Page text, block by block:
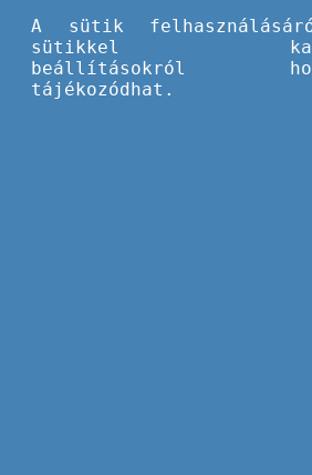
valamint
projektek
2025.09.
: D50
A Tempus
tanulás, ifjúság, sport
között támogatást
A sütik
sütikkel
beállításokról
tájékozódhat.